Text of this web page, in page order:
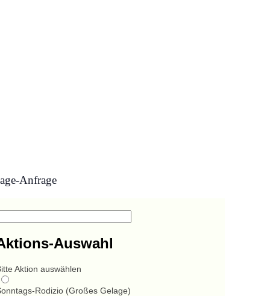
Anfrage
Auswahl
Aktion auswählen
Rodizio (Großes Gelage)